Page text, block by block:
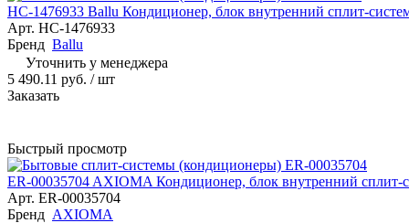
НС-1476933 Ballu Кондиционер, блок внутренний сплит-
Арт. НС-1476933
Бренд Ballu
Уточнить у менеджера
5 490.11 руб. / шт
Заказать
Быстрый просмотр
ER-00035704 AXIOMA Кондиционер, блок внутренний сплит-
Арт. ER-00035704
Бренд AXIOMA